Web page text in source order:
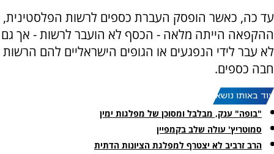
עד כה, כאשר הופסק העברת כספים לרשות הפלסטינית,
ההקפאה הייתה מלאה - הכסף לא הועבר לרשות - אך גם
לא עבר לידי הנפגעים או הגופים הישראליים להם הרשות
חבה כספים.
עוד באותו נושא:
"בופה" ענק, מבלבל ומסוכן של מפלגות ימין
סמוטריץ' עולה שלב בקמפיין
הרב זרביב לא יצטרף למפלגת הציונות הדתית